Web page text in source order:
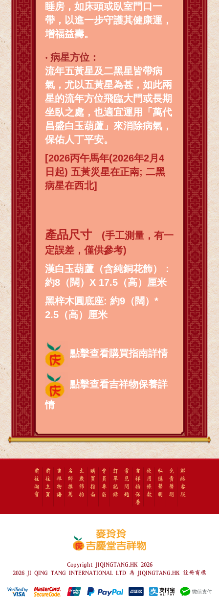
睡房，如床頭或臥室門口一
帶，以進一步守護其健康運，
增福益壽。
‧病星方位：
流年五黃星及二黑星皆帶病
氣，尤以五黃星為甚，如此兩
星的流年方位飛臨大門或長期
坐臥之處，也適宜運用「萬代
昌盛白玉葫蘆」來消除病氣，
保佑人丁平安。
[2026丙午馬年(2026年2月4
日起) 五黃災星在正南; 二黑
病星在西北]
產品尺寸 (手工測量，有一
定誤差，僅供參考)
漢白玉葫蘆（含純銅花飾）：
約8（闊）X 17.5（高）厘米
黑梓木圓底座: 約9（闊）*
2.5（高）厘米
點擊查看購買指南詳情
點擊查看吉祥物保養詳
情
前
往
淘
寶
前
往
主
頁
吉
祥
物
語
名
師
推
薦
太
歲
飾
物
購
買
指
南
會
員
專
區
訂
單
記
錄
常
見
問
題
吉
祥
物
保
養
使
用
條
款
私
隱
聲
明
免
責
聲
明
聯
絡
客
服
Copyright JIQINGTANG.HK 2026
2026 JI QING TANG INTERNATIONAL LTD 為 JIQINGTANG.HK 註冊商標